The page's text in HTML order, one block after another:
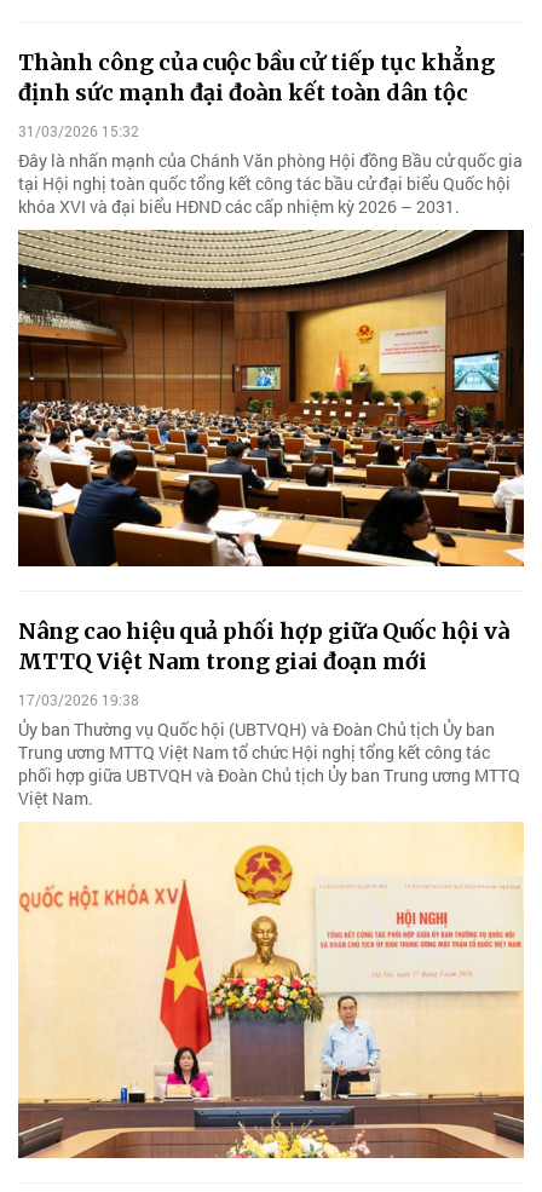
Thành công của cuộc bầu cử tiếp tục khẳng
định sức mạnh đại đoàn kết toàn dân tộc
31/03/2026 15:32
Đây là nhấn mạnh của Chánh Văn phòng Hội đồng Bầu cử quốc gia
tại Hội nghị toàn quốc tổng kết công tác bầu cử đại biểu Quốc hội
khóa XVI và đại biểu HĐND các cấp nhiệm kỳ 2026 – 2031.
Nâng cao hiệu quả phối hợp giữa Quốc hội và
MTTQ Việt Nam trong giai đoạn mới
17/03/2026 19:38
Ủy ban Thường vụ Quốc hội (UBTVQH) và Đoàn Chủ tịch Ủy ban
Trung ương MTTQ Việt Nam tổ chức Hội nghị tổng kết công tác
phối hợp giữa UBTVQH và Đoàn Chủ tịch Ủy ban Trung ương MTTQ
Việt Nam.